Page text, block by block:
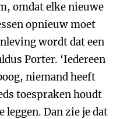
omdat elke nieuwe
opnieuw moet
wordt dat een
Porter. ‘Iedereen
niemand heeft
toespraken houdt
leggen. Dan zie je dat